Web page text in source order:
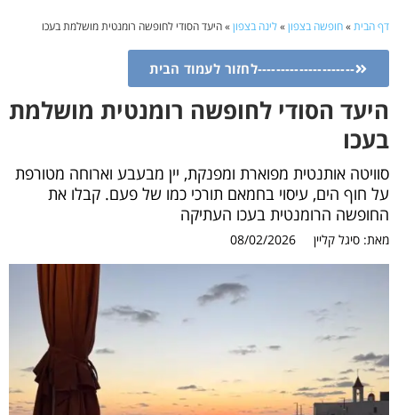
דף הבית»חופשה בצפון»לינה בצפון»היעד הסודי לחופשה רומנטית מושלמת בעכו
---------------------לחזור לעמוד הבית
היעד הסודי לחופשה רומנטית מושלמת
בעכו
סוויטה אותנטית מפוארת ומפנקת, יין מבעבע וארוחה מטורפת
על חוף הים, עיסוי בחמאם תורכי כמו של פעם. קבלו את
החופשה הרומנטית בעכו העתיקה
מאת: סיגל קליין 08/02/2026